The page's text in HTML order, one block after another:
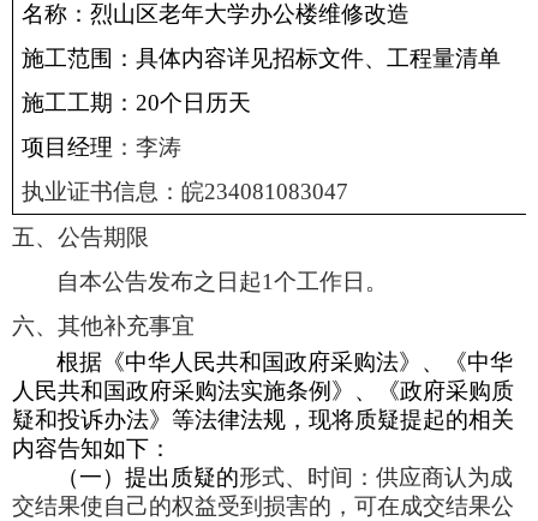
名称：烈山区老年大学办公楼维修改造
施工范围：具体内容详见招标文件、 工程量清单
施工工期： 20个 日历天
项目经理 ：李涛
执业证书信息：皖234081083047
五、公告期限
自本公告发布之日起1个工作日。
六、其他补充事宜
根据《中华人民共和国政府采购法》、《中华
人民共和国政府采购法实施条例》、《政府采购质
疑和投诉办法》等法律法规， 现将质疑提起的相关
内容告知如下：
（一）提出质疑的形式、时间：供应商认为成
交结果使自己的权益受到损害的，可在成交结果公